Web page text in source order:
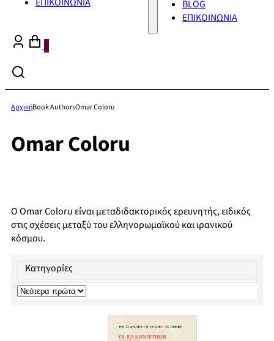
BLOG
ΕΠΙΚΟΙΝΩΝΙΑ
0
ΑρχικήBook AuthorsOmar Coloru
Omar Coloru
Ο Omar Coloru είναι µεταδιδακτορικός ερευνητής, ειδικός
στις σχέσεις µεταξύ του ελληνορωµαϊκού και ιρανικού
κόσµου.
Κατηγορίες